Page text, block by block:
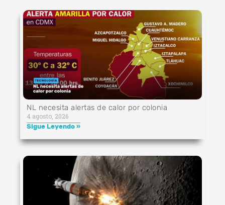
NL necesita alertas de calor por colonia
4 agosto, 2026
Sigue Leyendo »